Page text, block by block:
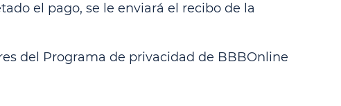
el pago, se le enviará el recibo de la
del Programa de privacidad de BBBOnline